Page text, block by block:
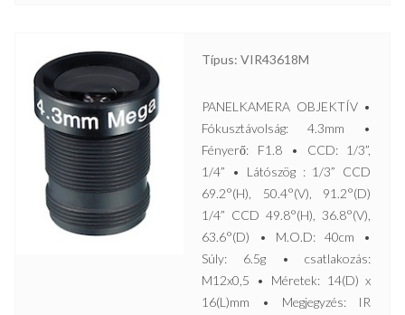
Típus: VIR43618M
PANELKAMERA OBJEKTÍV •
Fókusztávolság: 4.3mm •
Fényerő: F1.8 • CCD: 1/3”,
1/4” • Látószög : 1/3” CCD
69.2°(H), 50.4°(V), 91.2°(D)
1/4” CCD 49.8°(H), 36.8°(V),
63.6°(D) • M.O.D: 40cm •
Súly: 6.5g • csatlakozás:
M12x0,5 • Méretek: 14(D) x
16(L)mm • Megjegyzés: IR